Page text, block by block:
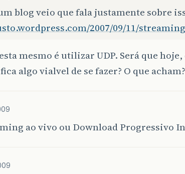
blog veio que fala justamente sobre
2007/09/11/
mesmo é utilizar UDP. Será que hoje,
algo vialvel de se fazer? O que acham?
ao vivo ou Download Progressivo